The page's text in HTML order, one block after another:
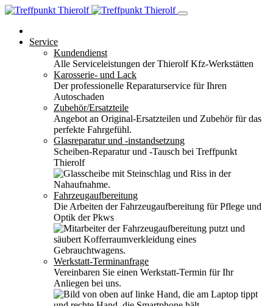
Service
Kundendienst
Alle Serviceleistungen der Thierolf Kfz-Werkstätten
Karosserie- und Lack
Der professionelle Reparaturservice für Ihren
Autoschaden
Zubehör/Ersatzteile
Angebot an Original-Ersatzteilen und Zubehör für das
perfekte Fahrgefühl.
Glasreparatur und -instandsetzung
Scheiben-Reparatur und -Tausch bei Treffpunkt
Thierolf
Fahrzeugaufbereitung
Die Arbeiten der Fahrzeugaufbereitung für Pflege und
Optik der Pkws
Werkstatt-Terminanfrage
Vereinbaren Sie einen Werkstatt-Termin für Ihr
Anliegen bei uns.